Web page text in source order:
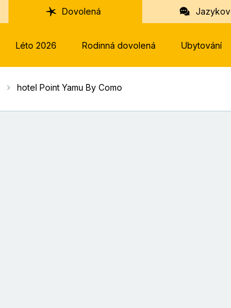
Dovolená
Léto 2026 Rodinná dovolená Ubytování
hotel Point Yamu By Como